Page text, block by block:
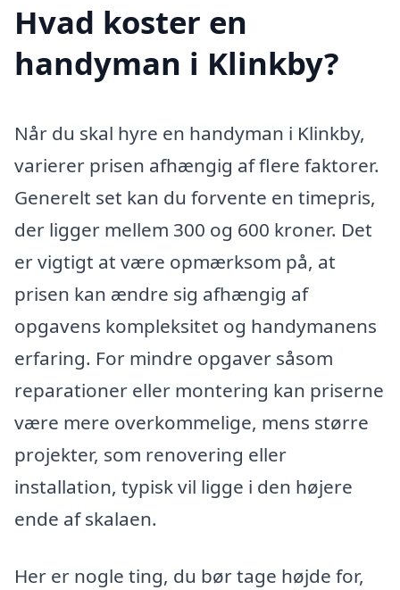
Hvad koster en
handyman i Klinkby?
Når du skal hyre en handyman i Klinkby,
varierer prisen afhængig af flere faktorer.
Generelt set kan du forvente en timepris,
der ligger mellem 300 og 600 kroner. Det
er vigtigt at være opmærksom på, at
prisen kan ændre sig afhængig af
opgavens kompleksitet og handymanens
erfaring. For mindre opgaver såsom
reparationer eller montering kan priserne
være mere overkommelige, mens større
projekter, som renovering eller
installation, typisk vil ligge i den højere
ende af skalaen.
Her er nogle ting, du bør tage højde for,